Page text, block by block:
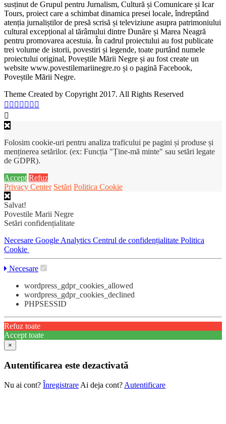
susținut de Grupul pentru Jurnalism, Cultură și Comunicare și Icar
Tours, proiect care a schimbat dinamica presei locale, îndreptând
atenția jurnaliștilor de presă scrisă și televiziune asupra patrimoniului
cultural excepțional al tărâmului dintre Dunăre și Marea Neagră
pentru promovarea acestuia. În cadrul proiectului au fost publicate
trei volume de istorii, povestiri și legende, toate purtând numele
proiectului original, Poveștile Mării Negre și au fost create un
website www.povestilemariinegre.ro și o pagină Facebook,
Poveștile Mării Negre.
Theme Created by Copyright 2017. All Rights Reserved
Folosim cookie-uri pentru analiza traficului pe pagini și produse și
menținerea setărilor. (ex: Funcția "Ține-mă minte" sau setări legate
de GDPR).
Accept Refuz
Privacy Center Setări Politica Cookie
Salvat!
Povestile Marii Negre
Setări confidențialitate
Necesare Google Analytics Centrul de confidențialitate Politica
Cookie
Necesare
wordpress_gdpr_cookies_allowed
wordpress_gdpr_cookies_declined
PHPSESSID
Refuz toate
Accept toate
×
Autentificarea este dezactivată
Nu ai cont? Înregistrare Ai deja cont? Autentificare